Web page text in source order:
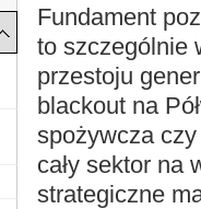
Fundament
to szczególnie
przestoju
blackout na
spożywcza
cały sektor na
strategiczne